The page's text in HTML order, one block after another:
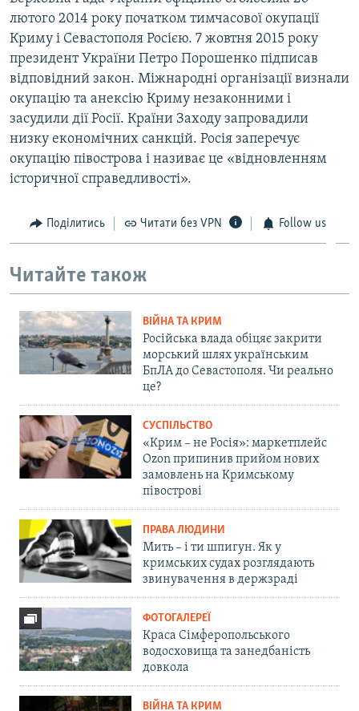
лютого 2014 року початком тимчасової окупації
Криму і Севастополя Росією. 7 жовтня 2015 року
президент України Петро Порошенко підписав
відповідний закон. Міжнародні організації визнали
окупацію та анексію Криму незаконними і
засудили дії Росії. Країни Заходу запровадили
низку економічних санкцій. Росія заперечує
окупацію півострова і називає це «відновленням
історичної справедливості».
Поділитись Читати без VPN Follow us
Читайте також
ВІЙНА ТА КРИМ
Російська влада обіцяє закрити
морський шлях українським
БпЛА до Севастополя. Чи реально
це?
СУСПІЛЬСТВО
«Крим – не Росія»: маркетплейс
Ozon припинив прийом нових
замовлень на Кримському
півострові
ПРАВА ЛЮДИНИ
Мить – і ти шпигун. Як у
кримських судах розглядають
звинувачення в держзраді
ФОТОГАЛЕРЕЇ
Краса Сімферопольського
водосховища та занедбаність
довкола
ВІЙНА ТА КРИМ